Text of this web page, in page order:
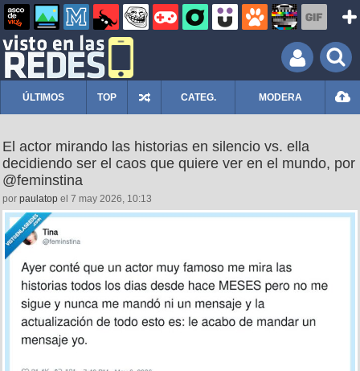
ÚLTIMOS TOP CATEG. MODERA
El actor mirando las historias en silencio vs. ella
decidiendo ser el caos que quiere ver en el mundo, por
@feminstina
por paulatop el 7 may 2026, 10:13